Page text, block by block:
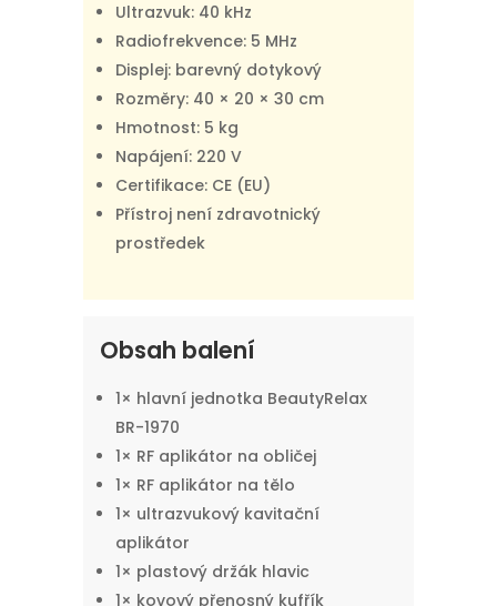
Ultrazvuk: 40 kHz
Radiofrekvence: 5 MHz
Displej: barevný dotykový
Rozměry: 40 × 20 × 30 cm
Hmotnost: 5 kg
Napájení: 220 V
Certifikace: CE (EU)
Přístroj není zdravotnický
prostředek
Obsah balení
1× hlavní jednotka BeautyRelax
BR-1970
1× RF aplikátor na obličej
1× RF aplikátor na tělo
1× ultrazvukový kavitační
aplikátor
1× plastový držák hlavic
1× kovový přenosný kufřík